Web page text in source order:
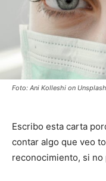
Foto: Ani Kolleshi on Unsplash
Escribo esta carta
contar algo que veo
reconocimiento, si